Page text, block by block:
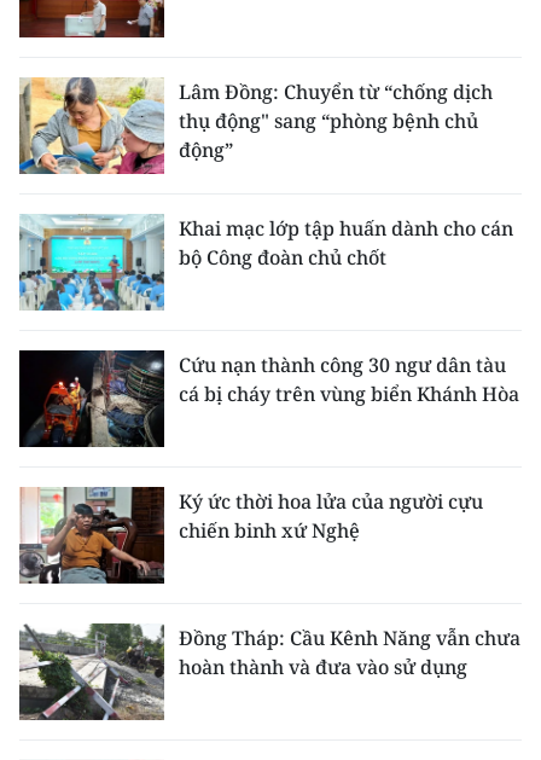
Lâm Đồng: Chuyển từ “chống dịch
thụ động" sang “phòng bệnh chủ
động”
Khai mạc lớp tập huấn dành cho cán
bộ Công đoàn chủ chốt
Cứu nạn thành công 30 ngư dân tàu
cá bị cháy trên vùng biển Khánh Hòa
Ký ức thời hoa lửa của người cựu
chiến binh xứ Nghệ
Đồng Tháp: Cầu Kênh Năng vẫn chưa
hoàn thành và đưa vào sử dụng